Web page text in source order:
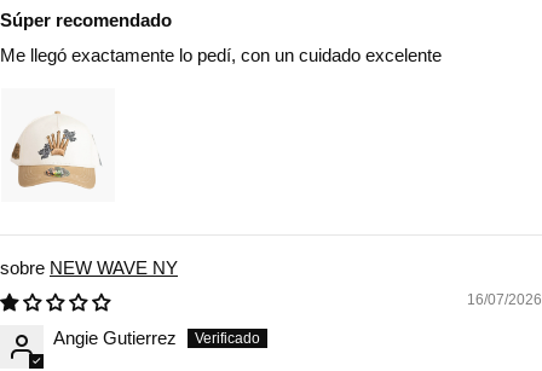
Súper recomendado
Me llegó exactamente lo pedí, con un cuidado excelente
NEW WAVE NY
16/07/2026
Angie Gutierrez